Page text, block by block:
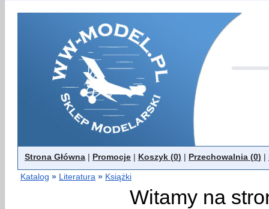
Strona Główna | Promocje | Koszyk (0) | Przechowalnia (0) |
Katalog » Literatura » Książki
Witamy na